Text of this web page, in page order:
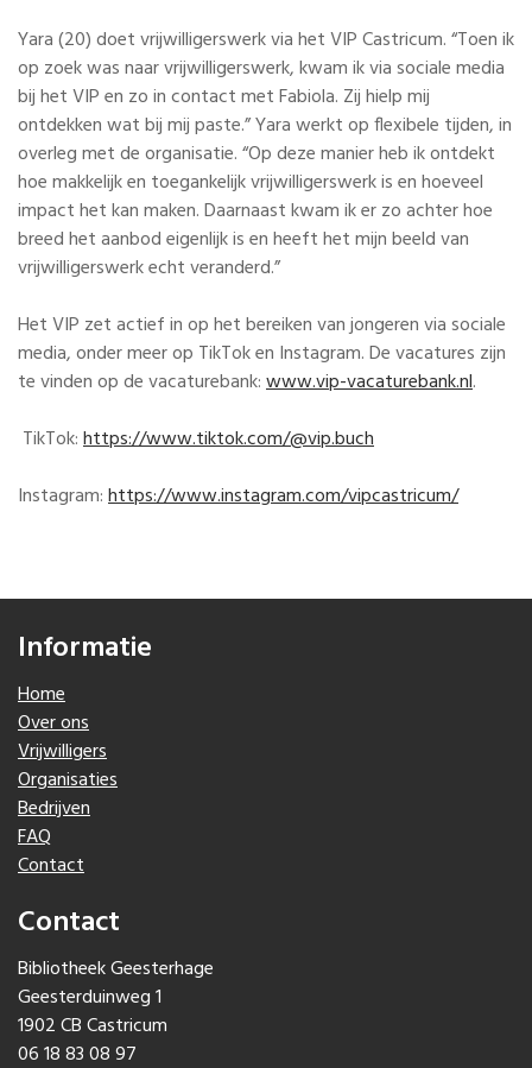
Yara (20) doet vrijwilligerswerk via het VIP Castricum. “Toen ik
op zoek was naar vrijwilligerswerk, kwam ik via sociale media
bij het VIP en zo in contact met Fabiola. Zij hielp mij
ontdekken wat bij mij paste.” Yara werkt op flexibele tijden, in
overleg met de organisatie. “Op deze manier heb ik ontdekt
hoe makkelijk en toegankelijk vrijwilligerswerk is en hoeveel
impact het kan maken. Daarnaast kwam ik er zo achter hoe
breed het aanbod eigenlijk is en heeft het mijn beeld van
vrijwilligerswerk echt veranderd.”
Het VIP zet actief in op het bereiken van jongeren via sociale
media, onder meer op TikTok en Instagram. De vacatures zijn
te vinden op de vacaturebank:www.vip-vacaturebank.nl.
TikTok:https://www.tiktok.com/@vip.buch
Instagram:https://www.instagram.com/vipcastricum/
Informatie
Home
Over ons
Vrijwilligers
Organisaties
Bedrijven
FAQ
Contact
Contact
Bibliotheek Geesterhage
Geesterduinweg 1
1902 CB Castricum
06 18 83 08 97